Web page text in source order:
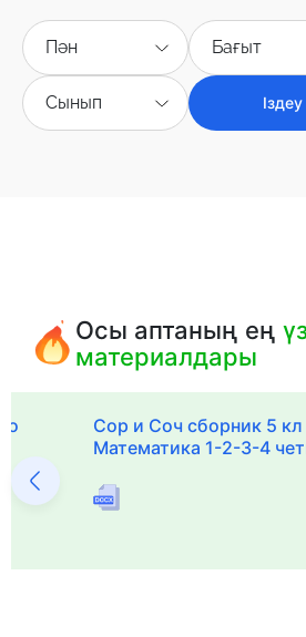
Пән Бағыт
Сынып Іздеу
Осы аптаның ең
материалдары
Сор и Соч сборник 5 кл
Математика 1-2-3-4